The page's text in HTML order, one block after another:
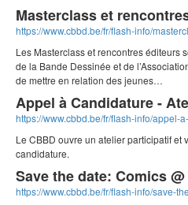
Masterclass et
https://www.cbbd.be/fr/flash-info/
Les Masterclass et rencontres éditeurs
de la Bande Dessinée et de
de mettre en relation des jeunes…
Appel à Candidature -
https://www.cbbd.be/fr/flash-info/appel-
Le CBBD ouvre un atelier participatif et
candidature.
Save the date: Comics
https://www.cbbd.be/fr/flash-info/save-